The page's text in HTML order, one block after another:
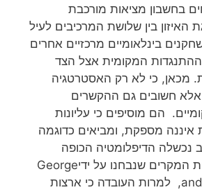
בחשבון מציאות מורכבת
האיזון בין שלושת המרכיבים לעיל
בינלאומיים מרכזיים אחרים
המקומית אצל הצד
מכאן, כי לא רק האסטרטגיה
חשובים גם ההקשרים
הם מוסיפים כי עליונות
איננה מספקת, ומביאים כדוגמה
נכשלה הדיפלומטיה הכופה
האמריקנית במרבית המקרים שנבחנו על ידיGeorge
and Simons (1994), למרות העובדה כי ארצות